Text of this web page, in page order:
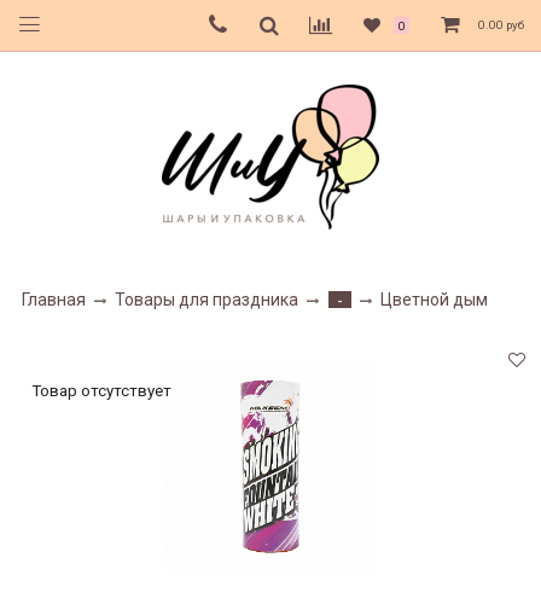
0 0.00 руб
Главная Товары для праздника - Цветной дым
Товар отсутствует